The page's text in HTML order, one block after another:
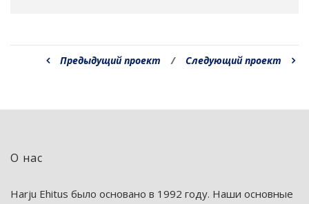
Предыдущий проект / Следующий проект
О нас
Harju Ehitus было основано в 1992 году. Наши основные